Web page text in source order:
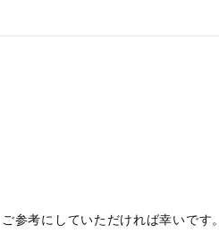
参考にしていただければ幸いです。